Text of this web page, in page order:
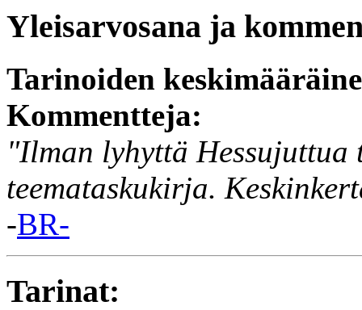
Yleisarvosana ja
Tarinoiden
Kommentteja:
"Ilman lyhyttä Hessujuttua
teemataskukirja.
-BR-
Tarinat: